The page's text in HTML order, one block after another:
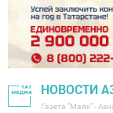
НОВОСТИ
Газета "Маяк" -